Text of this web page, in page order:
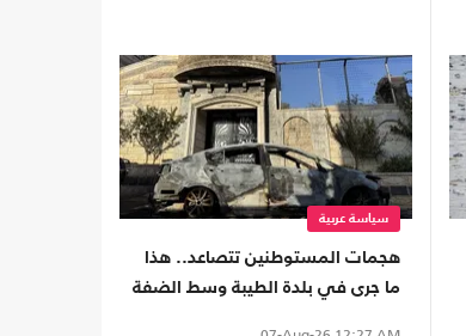
سياسة عربية
هجمات المستوطنين تتصاعد.. هذا
ما جرى في بلدة الطيبة وسط الضفة